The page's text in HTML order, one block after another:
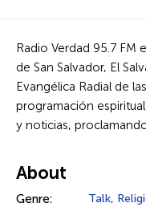
Radio Verdad 95.7 FM
de San Salvador, El
Evangélica Radial de
programación
y noticias,
About
Genre: Talk,